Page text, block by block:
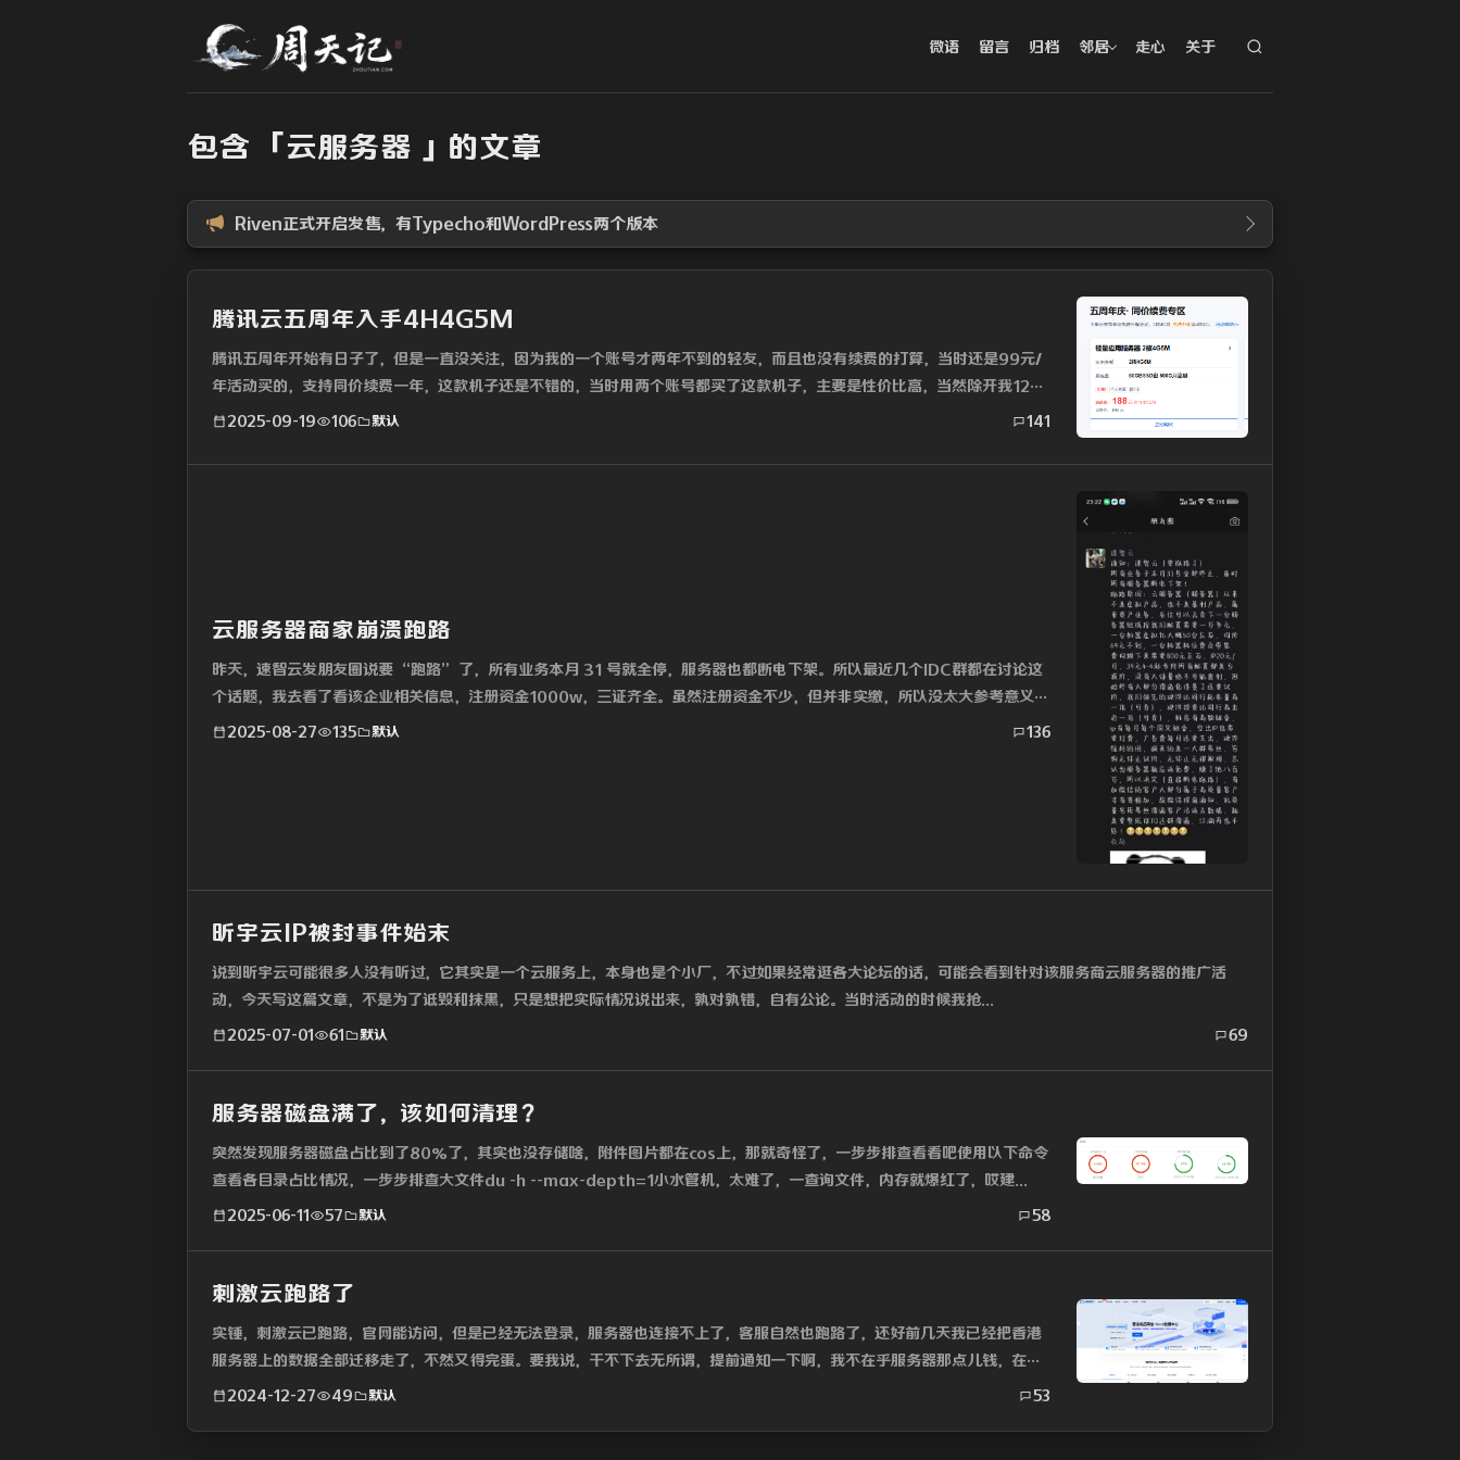
微语 留言 归档 邻居 走心 关于
包含 「云服务器 」的文章
Riven正式开启发售，有Typecho和WordPress两个版本
腾讯云五周年入手4H4G5M
腾讯五周年开始有日子了，但是一直没关注，因为我的一个账号才两年不到的轻友，而且也没有续费的打算，当时还是99元/
年活动买的，支持同价续费一年，这款机子还是不错的，当时用两个账号都买了这款机子，主要是性价比高，当然除开我125
无忧机子外，...
2025-09-19 106 默认 141
云服务器商家崩溃跑路
昨天，速智云发朋友圈说要 “跑路” 了，所有业务本月 31 号就全停，服务器也都断电下架。所以最近几个IDC群都在讨论这
个话题，我去看了看该企业相关信息，注册资金1000w，三证齐全。虽然注册资金不少，但并非实缴，所以没太大参考意义，
三...
2025-08-27 135 默认 136
昕宇云IP被封事件始末
说到昕宇云可能很多人没有听过，它其实是一个云服务上，本身也是个小厂，不过如果经常逛各大论坛的话，可能会看到针对该服务商云服务器的推广活
动，今天写这篇文章，不是为了诋毁和抹黑，只是想把实际情况说出来，孰对孰错，自有公论。当时活动的时候我抢...
2025-07-01 61 默认 69
服务器磁盘满了，该如何清理？
突然发现服务器磁盘占比到了80%了，其实也没存储啥，附件图片都在cos上，那就奇怪了，一步步排查看看吧使用以下命令
查看各目录占比情况，一步步排查大文件du -h --max-depth=1小水管机，太难了，一查询文件，内存就爆红了，哎建...
2025-06-11 57 默认 58
刺激云跑路了
实锤，刺激云已跑路，官网能访问，但是已经无法登录，服务器也连接不上了，客服自然也跑路了，还好前几天我已经把香港
服务器上的数据全部迁移走了，不然又得完蛋。要我说，干不下去无所谓，提前通知一下啊，我不在乎服务器那点儿钱，在意
的是数据，总搞这...
2024-12-27 49 默认 53